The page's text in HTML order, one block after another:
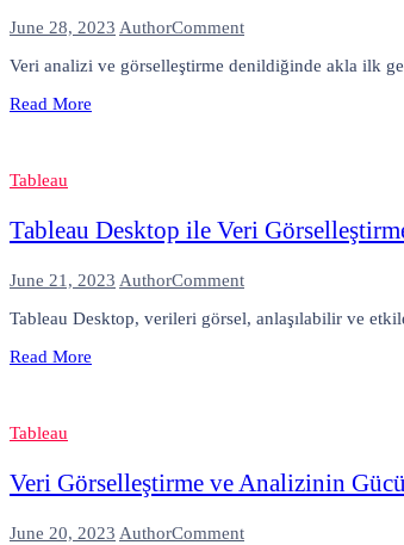
June 28, 2023 AuthorCommenton
Güce
Veri analizi ve görselleştirme denildiğinde akla ilk
Read More
Tableau
Tableau Desktop ile Veri
June 21, 2023 AuthorCommenton
Desktop
Tableau Desktop, verileri görsel, anlaşılabilir ve
Read More
Tableau
Veri Görselleştirme ve Analizinin
June 20, 2023 AuthorCommenton